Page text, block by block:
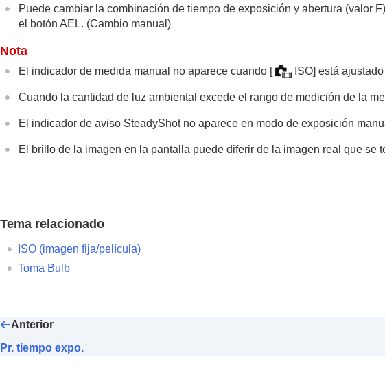
Balance blanco
Adición de efectos a las imágenes
Func. capt. interv.
Toma de imágenes fijas con una resolución alta
Configuración de la calidad de imagen y del formato de
Utilización de funciones táctiles
Utilización del zoom
Compens. objetiv.(imagen fija/película)
Reducción de ruido
Configuración de la visualización del monitor durante la
Puede cambiar la combinación de tiempo de exposición y abertura (valor
el botón AEL. (Cambio manual)
Nota
El indicador de medida manual no aparece cuando [ ISO] está ajustado
Cuando la cantidad de luz ambiental excede el rango de medición de la
El indicador de aviso SteadyShot no aparece en modo de exposición
El brillo de la imagen en la pantalla puede diferir de la imagen real que se
Tema relacionado
ISO (imagen fija/película)
Toma Bulb
Anterior
Pr. tiempo expo.